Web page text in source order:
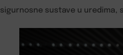
sigurnosne sustave u uredima,